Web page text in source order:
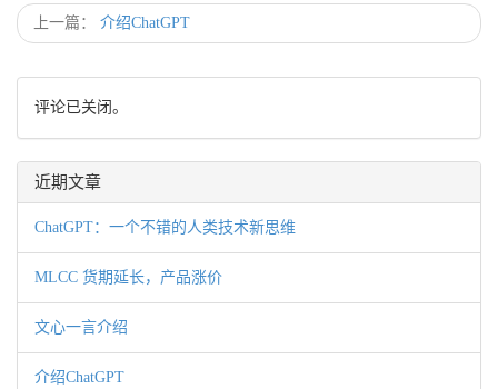
上一篇： 介绍ChatGPT
评论已关闭。
近期文章
ChatGPT：一个不错的人类技术新思维
MLCC 货期延长，产品涨价
文心一言介绍
介绍ChatGPT